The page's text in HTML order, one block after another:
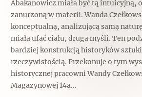
Abakanowicz miała być tą intuicyjną,
zanurzoną w materii. Wanda
konceptualną, analizującą samą
miała ufać ciału, druga myśli. Ten
bardziej konstrukcją historyków
rzeczywistością. Przekonuje o tym
historycznej pracowni Wandy
Magazynowej 14a...